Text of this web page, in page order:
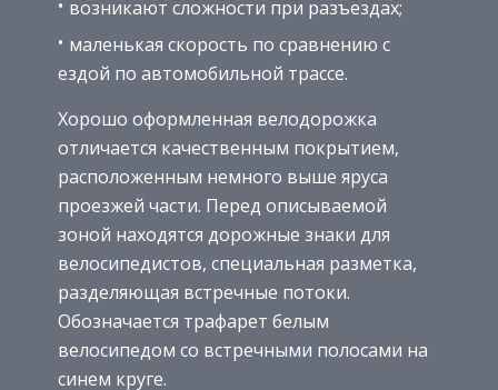
возникают сложности при разъездах;
маленькая скорость по сравнению с
ездой по автомобильной трассе.
Хорошо оформленная велодорожка
отличается качественным покрытием,
расположенным немного выше яруса
проезжей части. Перед описываемой
зоной находятся дорожные знаки для
велосипедистов, специальная разметка,
разделяющая встречные потоки.
Обозначается трафарет белым
велосипедом со встречными полосами на
синем круге.